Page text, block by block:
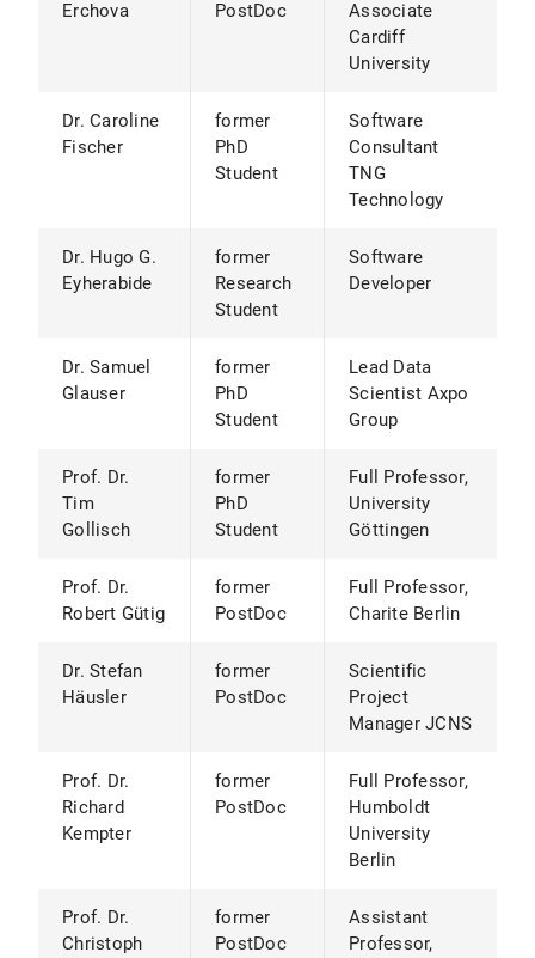
Erchova
PostDoc
Associate
Cardiff
University
Dr. Caroline
Fischer
former
PhD
Student
Software
Consultant
TNG
Technology
Dr. Hugo G.
Eyherabide
former
Research
Student
Software
Developer
Dr. Samuel
Glauser
former
PhD
Student
Lead Data
Scientist Axpo
Group
Prof. Dr.
Tim
Gollisch
former
PhD
Student
Full Professor,
University
Göttingen
Prof. Dr.
Robert Gütig
former
PostDoc
Full Professor,
Charite Berlin
Dr. Stefan
Häusler
former
PostDoc
Scientific
Project
Manager JCNS
Prof. Dr.
Richard
Kempter
former
PostDoc
Full Professor,
Humboldt
University
Berlin
Prof. Dr.
Christoph
former
PostDoc
Assistant
Professor,